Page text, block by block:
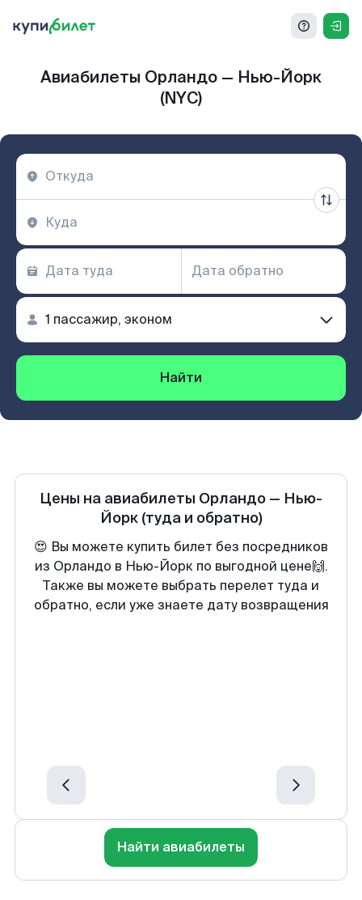
Авиабилеты Орландо — Нью-Йорк
(NYC)
Найти
Цены на авиабилеты Орландо — Нью-
Йорк (туда и обратно)
😍 Вы можете купить билет без посредников
из Орландо в Нью-Йорк по выгодной цене🙌.
Также вы можете выбрать перелет туда и
обратно, если уже знаете дату возвращения
Найти авиабилеты